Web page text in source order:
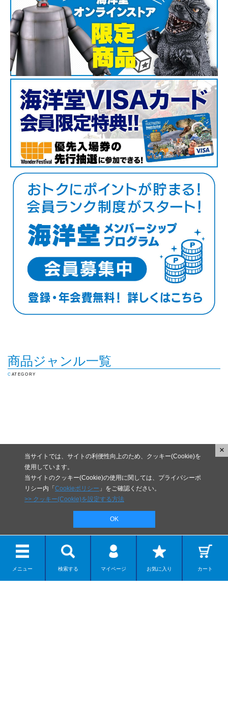
商品ジャンル一覧
CATEGORY
メニュー 検索する マイページ お気に入り カート
当サイトでは、サイトの利便性向上のため、クッキー(Cookie)を
使用しています。
当サイトのクッキー(Cookie)の使用に関しては、プライバシーポ
リシー内「 Cookieポリシー 」をご確認ください。
>> クッキー(Cookie)を設定する方法
OK
×